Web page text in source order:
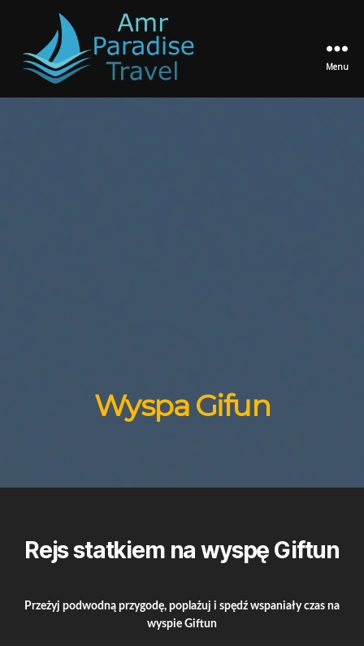
Amr
Menu
Wyspa Gifun
Rejs statkiem na wyspę Giftun
Przeżyj podwodną przygodę, poplażuj i spędź wspaniały czas na
wyspie Giftun